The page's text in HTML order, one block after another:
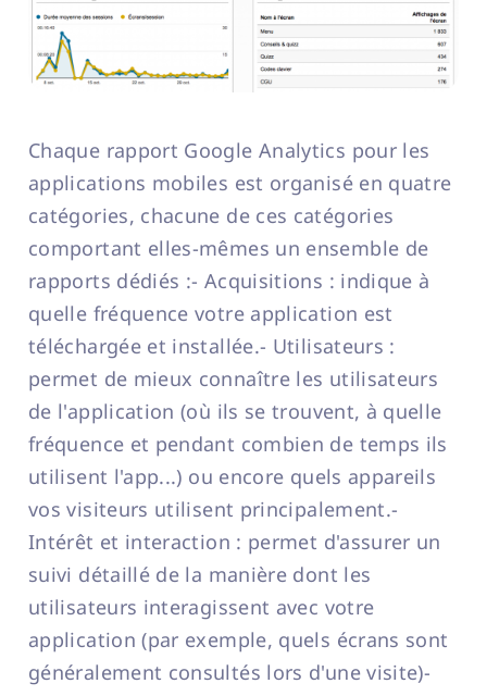
Chaque rapport Google Analytics pour les
applications mobiles est organisé en quatre
catégories, chacune de ces catégories
comportant elles-mêmes un ensemble de
rapports dédiés :- Acquisitions : indique à
quelle fréquence votre application est
téléchargée et installée.- Utilisateurs :
permet de mieux connaître les utilisateurs
de l'application (où ils se trouvent, à quelle
fréquence et pendant combien de temps ils
utilisent l'app...) ou encore quels appareils
vos visiteurs utilisent principalement.-
Intérêt et interaction : permet d'assurer un
suivi détaillé de la manière dont les
utilisateurs interagissent avec votre
application (par exemple, quels écrans sont
généralement consultés lors d'une visite)-